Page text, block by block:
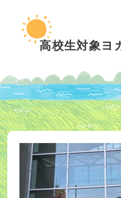
ホーム
fine yogaについて
スタジオへのアクセス
レッスンについて
スタジオレッスン
オンラインレッスン
インストラクター派遣
ブログ
お客様の声
高校生対象ヨ